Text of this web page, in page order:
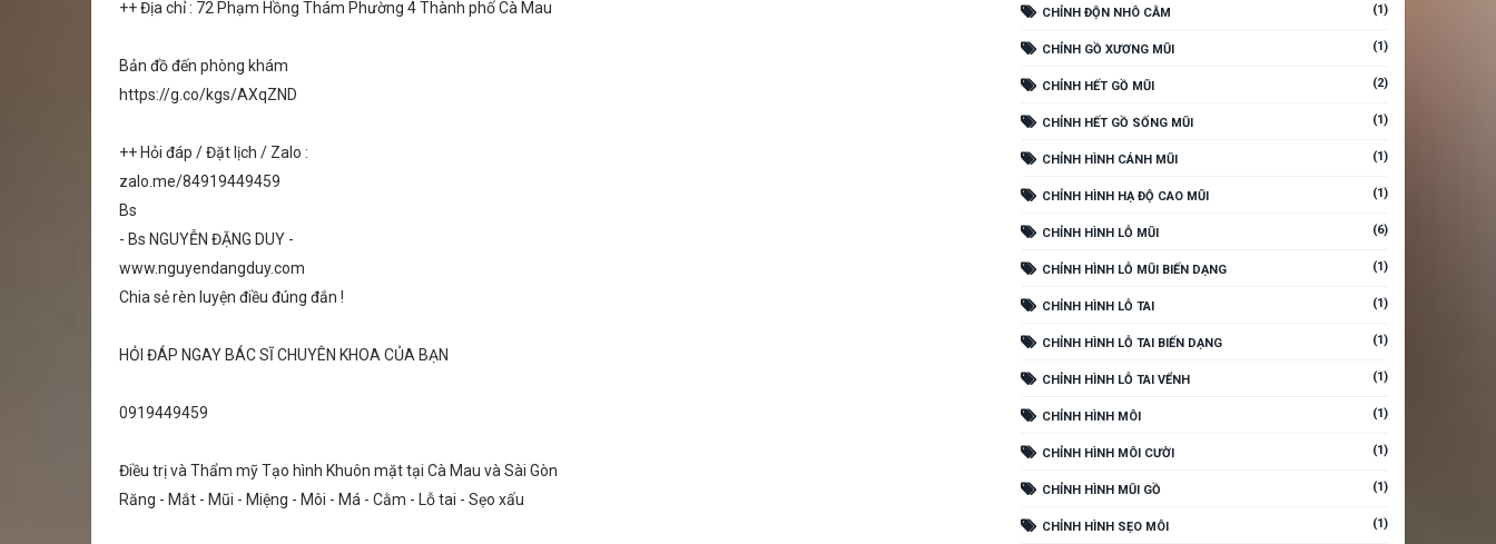
++ Địa chỉ : 72 Phạm Hồng Thám Phường 4 Thành phố Cà Mau
Bản đồ đến phòng khám
https://g.co/kgs/AXqZND
++ Hỏi đáp / Đặt lịch / Zalo :
zalo.me/84919449459
Bs
- Bs NGUYỄN ĐẶNG DUY -
www.nguyendangduy.com
Chia sẻ rèn luyện điều đúng đắn !
HỎI ĐÁP NGAY BÁC SĨ CHUYÊN KHOA CỦA BẠN
0919449459
Điều trị và Thẩm mỹ Tạo hình Khuôn mặt tại Cà Mau và Sài Gòn
Răng - Mắt - Mũi - Miệng - Môi - Má - Cằm - Lỗ tai - Sẹo xấu
CHỈNH ĐỘN NHÔ CẰM (1)
CHỈNH GỒ XƯƠNG MŨI (1)
CHỈNH HẾT GỒ MŨI (2)
CHỈNH HẾT GỒ SỐNG MŨI (1)
CHỈNH HÌNH CÁNH MŨI (1)
CHỈNH HÌNH HẠ ĐỘ CAO MŨI (1)
CHỈNH HÌNH LỖ MŨI (6)
CHỈNH HÌNH LỖ MŨI BIẾN DẠNG (1)
CHỈNH HÌNH LỖ TAI (1)
CHỈNH HÌNH LỖ TAI BIẾN DẠNG (1)
CHỈNH HÌNH LỖ TAI VỂNH (1)
CHỈNH HÌNH MÔI (1)
CHỈNH HÌNH MÔI CƯỜI (1)
CHỈNH HÌNH MŨI GỒ (1)
CHỈNH HÌNH SẸO MÔI (1)